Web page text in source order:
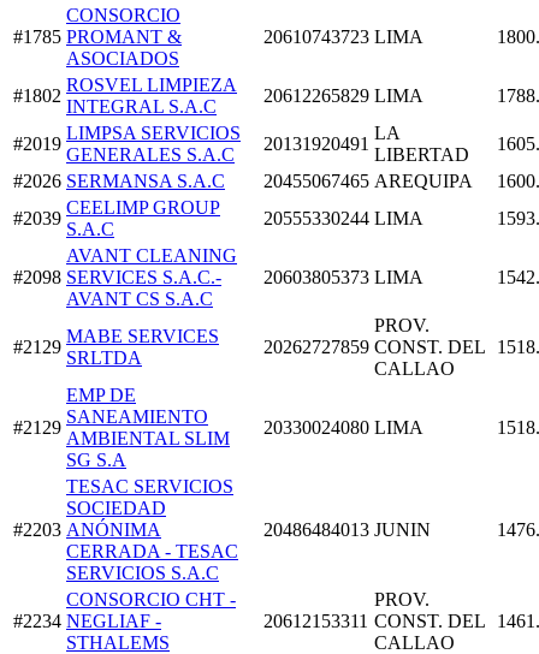
#1785
CONSORCIO
PROMANT &
ASOCIADOS
20610743723 LIMA
#1802
ROSVEL LIMPIEZA
INTEGRAL S.A.C
20612265829 LIMA
#2019
LIMPSA SERVICIOS
GENERALES S.A.C
20131920491
LA
LIBERTAD
#2026 SERMANSA S.A.C 20455067465 AREQUIPA
#2039
CEELIMP GROUP
S.A.C
20555330244 LIMA
#2098
AVANT CLEANING
SERVICES S.A.C.-
AVANT CS S.A.C
20603805373 LIMA
#2129
MABE SERVICES
SRLTDA
20262727859
PROV.
CONST. DEL
CALLAO
#2129
EMP DE
SANEAMIENTO
AMBIENTAL SLIM
SG S.A
20330024080 LIMA
#2203
TESAC SERVICIOS
SOCIEDAD
ANÓNIMA
CERRADA - TESAC
SERVICIOS S.A.C
20486484013 JUNIN
#2234
CONSORCIO CHT -
NEGLIAF -
STHALEMS
20612153311
PROV.
CONST. DEL
CALLAO